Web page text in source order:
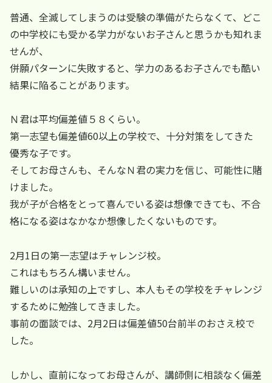
普通、全滅してしまうのは受験の準備がたらなくて、どこ
の中学校にも受かる学力がないお子さんと思うかも知れま
せんが、
併願パターンに失敗すると、学力のあるお子さんでも酷い
結果に陥ることがあります。
Ｎ君は平均偏差値５８くらい。
第一志望も偏差値60以上の学校で、十分対策をしてきた
優秀な子です。
そしてお母さんも、そんなＮ君の実力を信じ、可能性に賭
けました。
我が子が合格をとって喜んでいる姿は想像できても、不合
格になる姿はなかなか想像したくないものです。
2月1日の第一志望はチャレンジ校。
これはもちろん構いません。
難しいのは承知の上ですし、本人もその学校をチャレンジ
するために勉強してきました。
事前の面談では、2月2日は偏差値50台前半のおさえ校で
した。
しかし、直前になってお母さんが、講師側に相談なく偏差